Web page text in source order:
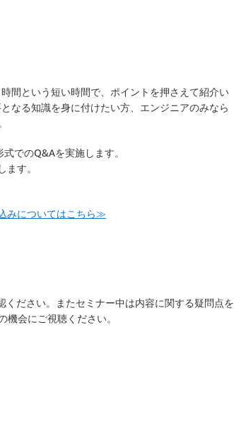
間という短い時間で、ポイントを押さえて紹介い
なる知識を身に付けたい方、エンジニアのみなら
でのQ&Aを実施します。
す。
みについてはこちら≫
ださい。またセミナー中は内容に関する疑問点を
会にご視聴ください。